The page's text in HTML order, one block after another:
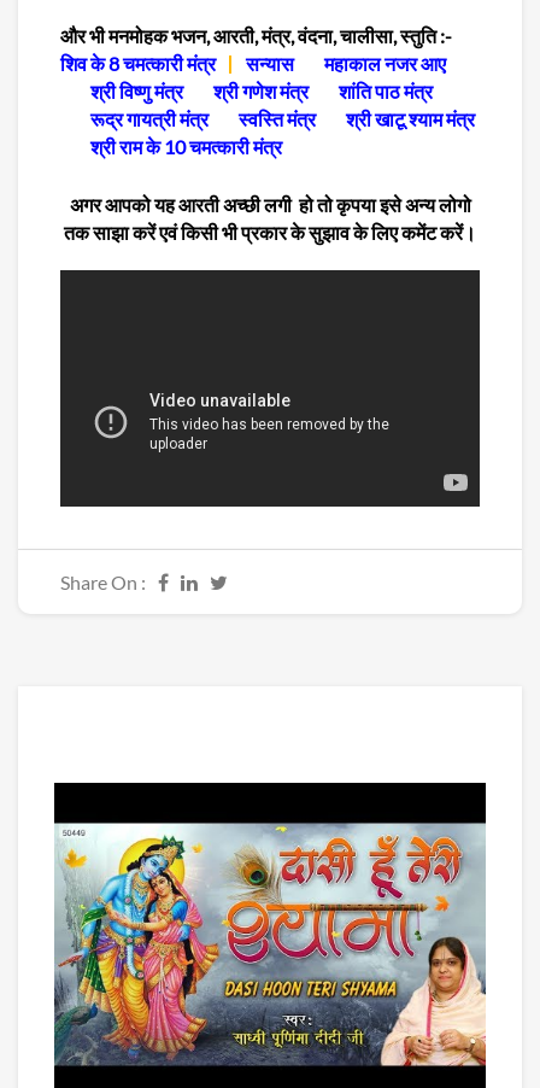
और भी मनमोहक भजन, आरती, मंत्र, वंदना, चालीसा, स्तुति :-
शिव के 8 चमत्कारी मंत्र
सन्यास
महाकाल नजर आए
श्री विष्णु मंत्र
श्री गणेश मंत्र
शांति पाठ मंत्र
रूद्र गायत्री मंत्र
स्वस्ति मंत्र
श्री खाटू श्याम मंत्र
श्री राम के 10 चमत्कारी मंत्र
अगर आपको यह आरती अच्छी लगी हो तो कृपया इसे अन्य लोगो
तक साझा करें एवं किसी भी प्रकार के सुझाव के लिए कमेंट करें।
Share On :